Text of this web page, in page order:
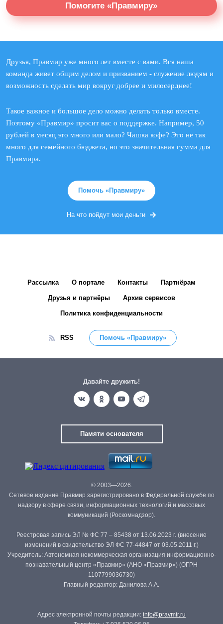
Помогите «Правмиру»
Друзья, Правмир уже много лет вместе с вами. Вся наша
команда живет общим делом и призванием - служение людям и
возможность сделать мир вокруг добрее и милосерднее!
Такое важное и большое дело можно делать только вместе.
Поэтому «Правмир» просит вас о поддержке. Например, 50
рублей в месяц это много или мало? Чашка кофе? Это не так
много для семейного бюджета, но это значительная сумма для
Правмира.
Помочь «Правмиру»
На что пойдут мои деньги
Рассылка О портале Контакты Партнёрам
Друзья и партнёры Архив сервисов
Политика конфиденциальности
RSS Помочь «Правмиру»
Давайте дружить!
Памяти основателя
© 2003—2026.
Сетевое издание Правмир зарегистрировано в Федеральной службе по
надзору в сфере связи, информационных технологий и массовых
коммуникаций (Роскомнадзор).
Реестровая запись ЭЛ № ФС 77 – 85438 от 13.06.2023 г. (внесение
изменений в свидетельство ЭЛ ФС 77-44847 от 03.05.2011 г.)
Учредитель: Автономная некоммерческая организация информационно-
познавательный центр «Правмир» (АНО «Правмир») (ОГРН
1107799036730)
Главный редактор: Данилова А.А.
Адрес электронной почты редакции: info@pravmir.ru